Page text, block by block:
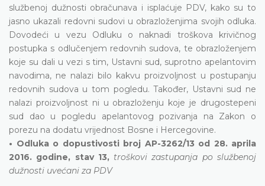
službenoj dužnosti obračunava i isplaćuje PDV, kako su to
jasno ukazali redovni sudovi u obrazloženjima svojih odluka.
Dovodeći u vezu Odluku o naknadi troškova krivičnog
postupka s odlučenjem redovnih sudova, te obrazloženjem
koje su dali u vezi s tim, Ustavni sud, suprotno apelantovim
navodima, ne nalazi bilo kakvu proizvoljnost u postupanju
redovnih sudova u tom pogledu. Također, Ustavni sud ne
nalazi proizvoljnost ni u obrazloženju koje je drugostepeni
sud dao u pogledu apelantovog pozivanja na Zakon o
porezu na dodatu vrijednost Bosne i Hercegovine.
• Odluka o dopustivosti broj AP-3262/13 od 28. aprila
2016. godine, stav 13, troškovi zastupanja po službenoj
dužnosti uvećani za PDV